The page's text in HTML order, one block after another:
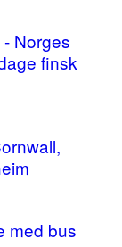
Norges
finsk
med bus